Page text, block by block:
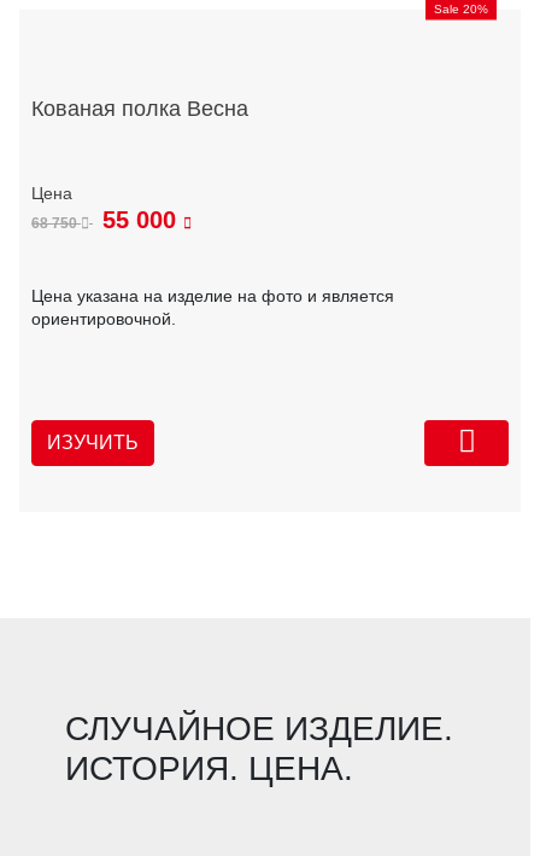
Sale 20%
Кованая полка Весна
68 750 55 000
Цена указана на изделие на фото и является
ориентировочной.
ИЗУЧИТЬ
СЛУЧАЙНОЕ ИЗДЕЛИЕ.
ИСТОРИЯ. ЦЕНА.